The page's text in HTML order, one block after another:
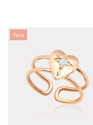
Yeni